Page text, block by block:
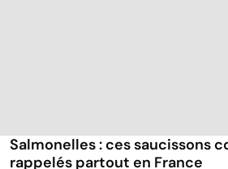
Salmonelles : ces saucissons
rappelés partout en France